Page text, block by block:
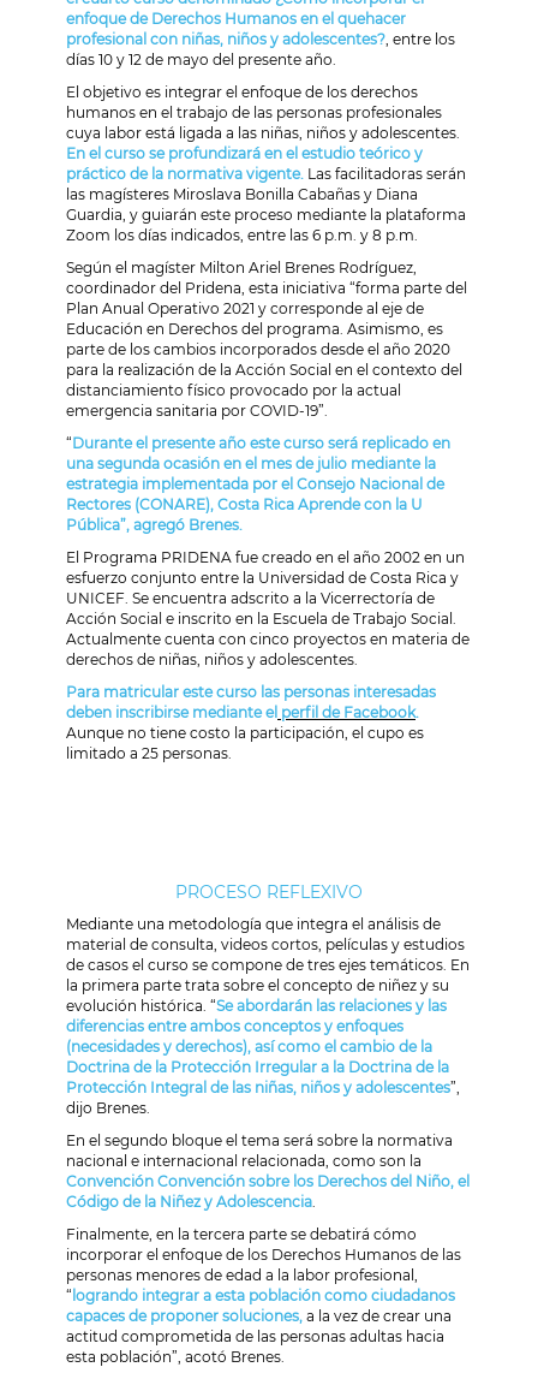
enfoque de Derechos Humanos en el quehacer
profesional con niñas, niños y adolescentes?, entre los
días 10 y 12 de mayo del presente año.
El objetivo es integrar el enfoque de los derechos
humanos en el trabajo de las personas profesionales
cuya labor está ligada a las niñas, niños y adolescentes.
En el curso se profundizará en el estudio teórico y
práctico de la normativa vigente. Las facilitadoras serán
las magísteres Miroslava Bonilla Cabañas y Diana
Guardia, y guiarán este proceso mediante la plataforma
Zoom los días indicados, entre las 6 p.m. y 8 p.m.
Según el magíster Milton Ariel Brenes Rodríguez,
coordinador del Pridena, esta iniciativa “forma parte del
Plan Anual Operativo 2021 y corresponde al eje de
Educación en Derechos del programa. Asimismo, es
parte de los cambios incorporados desde el año 2020
para la realización de la Acción Social en el contexto del
distanciamiento físico provocado por la actual
emergencia sanitaria por COVID-19”.
“Durante el presente año este curso será replicado en
una segunda ocasión en el mes de julio mediante la
estrategia implementada por el Consejo Nacional de
Rectores (CONARE), Costa Rica Aprende con la U
Pública”, agregó Brenes.
El Programa PRIDENA fue creado en el año 2002 en un
esfuerzo conjunto entre la Universidad de Costa Rica y
UNICEF. Se encuentra adscrito a la Vicerrectoría de
Acción Social e inscrito en la Escuela de Trabajo Social.
Actualmente cuenta con cinco proyectos en materia de
derechos de niñas, niños y adolescentes.
Para matricular este curso las personas interesadas
deben inscribirse mediante el perfil de Facebook.
Aunque no tiene costo la participación, el cupo es
limitado a 25 personas.
PROCESO REFLEXIVO
Mediante una metodología que integra el análisis de
material de consulta, videos cortos, películas y estudios
de casos el curso se compone de tres ejes temáticos. En
la primera parte trata sobre el concepto de niñez y su
evolución histórica. “Se abordarán las relaciones y las
diferencias entre ambos conceptos y enfoques
(necesidades y derechos), así como el cambio de la
Doctrina de la Protección Irregular a la Doctrina de la
Protección Integral de las niñas, niños y adolescentes”,
dijo Brenes.
En el segundo bloque el tema será sobre la normativa
nacional e internacional relacionada, como son la
Convención Convención sobre los Derechos del Niño, el
Código de la Niñez y Adolescencia.
Finalmente, en la tercera parte se debatirá cómo
incorporar el enfoque de los Derechos Humanos de las
personas menores de edad a la labor profesional,
“ logrando integrar a esta población como ciudadanos
capaces de proponer soluciones, a la vez de crear una
actitud comprometida de las personas adultas hacia
esta población”, acotó Brenes.